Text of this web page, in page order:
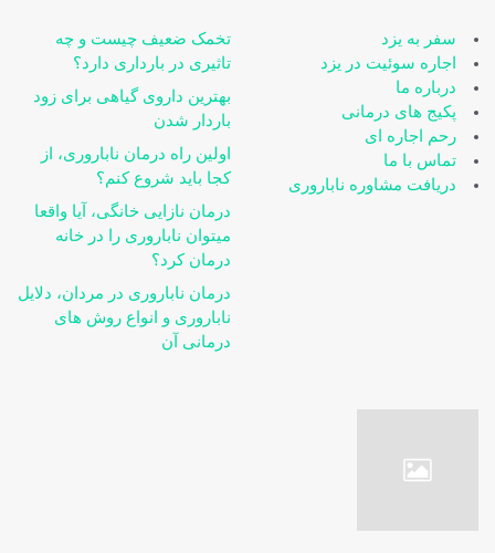
سفر به یزد
اجاره سوئیت در یزد
درباره ما
پکیج های درمانی
رحم اجاره ای
تماس با ما
دریافت مشاوره ناباروری
تخمک ضعیف چیست و چه
تاثیری در بارداری دارد؟
بهترین داروی گیاهی برای زود
باردار شدن
اولین راه درمان ناباروری، از
کجا باید شروع کنم؟
درمان نازایی خانگی، آیا واقعا
می‎توان ناباروری را در خانه
درمان کرد؟
درمان ناباروری در مردان، دلایل
ناباروری و انواع روش های
درمانی آن